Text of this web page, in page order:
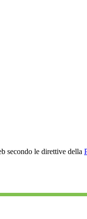
secondo le direttive della